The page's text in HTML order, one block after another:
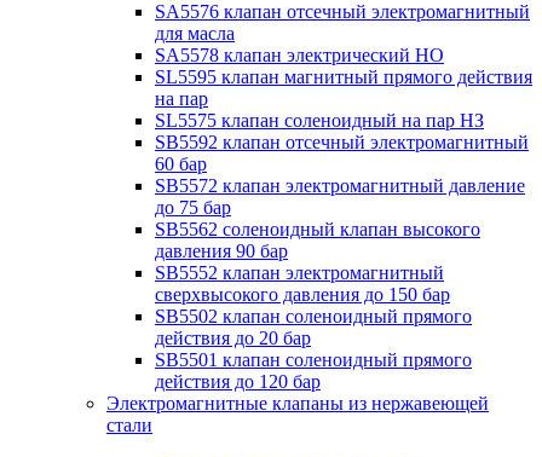
SA5576 клапан отсечный электромагнитный
для масла
SA5578 клапан электрический НО
SL5595 клапан магнитный прямого действия
на пар
SL5575 клапан соленоидный на пар НЗ
SB5592 клапан отсечный электромагнитный
60 бар
SB5572 клапан электромагнитный давление
до 75 бар
SB5562 соленоидный клапан высокого
давления 90 бар
SB5552 клапан электромагнитный
сверхвысокого давления до 150 бар
SB5502 клапан соленоидный прямого
действия до 20 бар
SB5501 клапан соленоидный прямого
действия до 120 бар
Электромагнитные клапаны из нержавеющей
стали